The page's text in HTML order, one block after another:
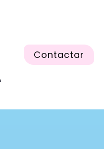
Contactar